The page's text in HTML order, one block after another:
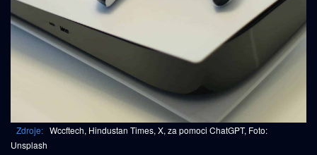
Zdroje: Wccftech, Hindustan Times, X, za pomoci ChatGPT, Foto:
Unsplash